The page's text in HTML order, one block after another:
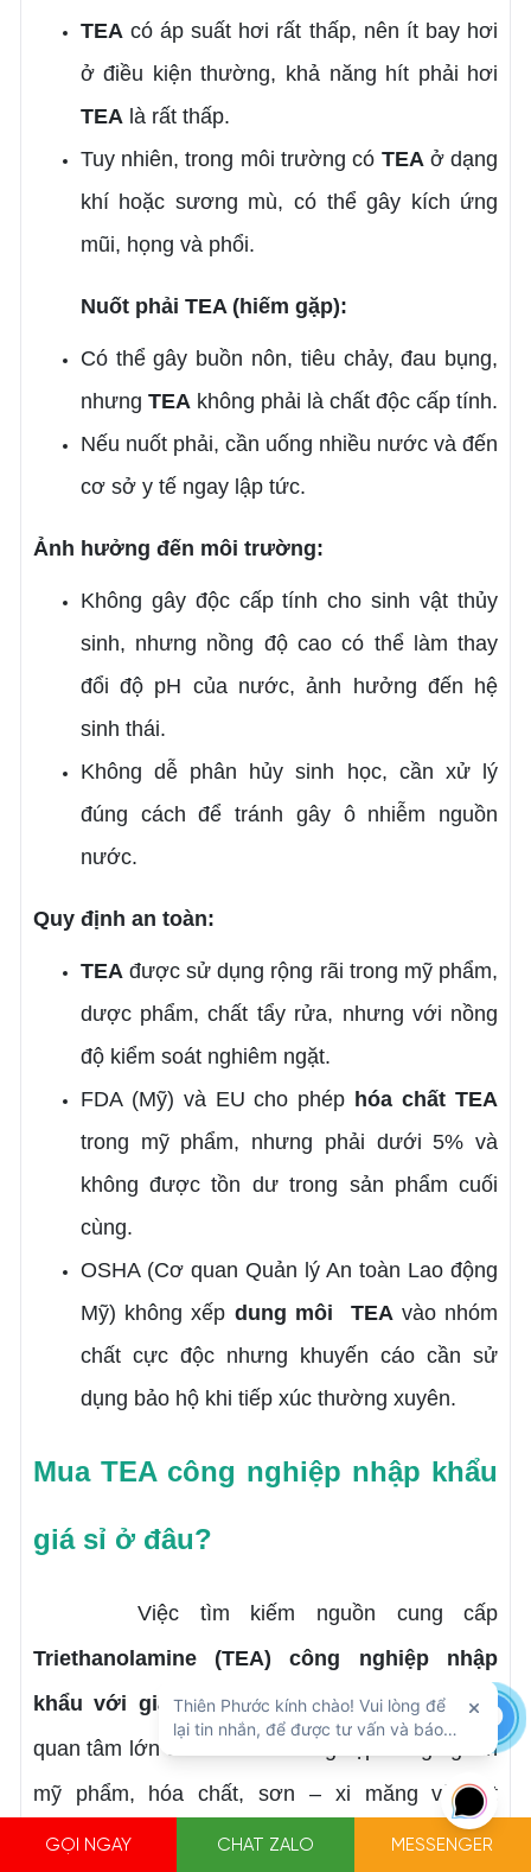
TEA có áp suất hơi rất thấp, nên ít bay hơi
ở điều kiện thường, khả năng hít phải hơi
TEA là rất thấp.
Tuy nhiên, trong môi trường có TEA ở dạng
khí hoặc sương mù, có thể gây kích ứng
mũi, họng và phổi.
Nuốt phải TEA (hiếm gặp):
Có thể gây buồn nôn, tiêu chảy, đau bụng,
nhưng TEA không phải là chất độc cấp tính.
Nếu nuốt phải, cần uống nhiều nước và đến
cơ sở y tế ngay lập tức.
Ảnh hưởng đến môi trường:
Không gây độc cấp tính cho sinh vật thủy
sinh, nhưng nồng độ cao có thể làm thay
đổi độ pH của nước, ảnh hưởng đến hệ
sinh thái.
Không dễ phân hủy sinh học, cần xử lý
đúng cách để tránh gây ô nhiễm nguồn
nước.
Quy định an toàn:
TEA được sử dụng rộng rãi trong mỹ phẩm,
dược phẩm, chất tẩy rửa, nhưng với nồng
độ kiểm soát nghiêm ngặt.
FDA (Mỹ) và EU cho phép hóa chấtTEA
trong mỹ phẩm, nhưng phải dưới 5% và
không được tồn dư trong sản phẩm cuối
cùng.
OSHA (Cơ quan Quản lý An toàn Lao động
Mỹ) không xếp dung môi TEA vào nhóm
chất cực độc nhưng khuyến cáo cần sử
dụng bảo hộ khi tiếp xúc thường xuyên.
Mua TEA công nghiệp nhập khẩu
giá sỉ ở đâu?
Việc tìm kiếm nguồn cung cấp
Triethanolamine (TEA) công nghiệp nhập
khẩu với giá sỉ, chất lượng đảm bảo là mối
quan tâm lớn của các doanh nghiệp trong ngành
mỹ phẩm, hóa chất, sơn – xi măng và dệt
nhuộm. Để đảm bảo chất lượng nguyên liệu
GỌI NGAY CHAT ZALO MESSENGER